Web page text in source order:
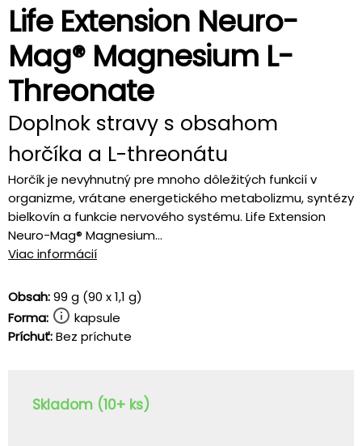
Life Extension Neuro-
Mag® Magnesium L-
Threonate
Doplnok stravy s obsahom
horčíka a L-threonátu
Horčík je nevyhnutný pre mnoho dôležitých funkcií v
organizme, vrátane energetického metabolizmu, syntézy
bielkovín a funkcie nervového systému. Life Extension
Neuro-Mag® Magnesium...
Viac informácií
Obsah:99 g (90 x 1,1 g)
Forma:
kapsule
Príchuť:Bez príchute
Skladom (10+ ks)